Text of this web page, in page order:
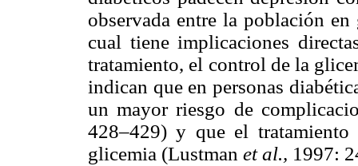
observada entre la población
cual tiene implicaciones
tratamiento, el control de la
indican que en personas
un mayor riesgo de
428–429) y que el
glicemia (Lustman et al., 1997: